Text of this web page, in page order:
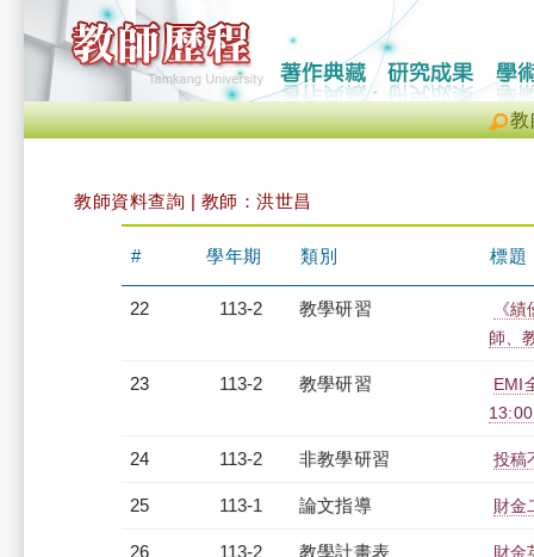
教
教師資料查詢 | 教師：洪世昌
# 學年期 類別 標題
22 113-2 教學研習
《
師、
23 113-2 教學研習
EMI
24 113-2 非教學研習 投稿
25 113-1 論文指導 財金
26 113-2 教學計畫表 財金